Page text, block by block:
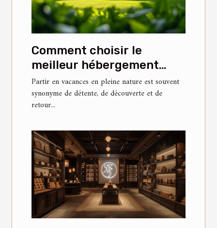
Comment choisir le
meilleur hébergement
pour vos vacances en
nature ?
Partir en vacances en pleine nature est souvent
synonyme de détente, de découverte et de
retour...